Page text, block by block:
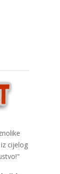
cijelog